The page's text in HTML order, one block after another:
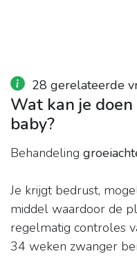
28 gerelateerde
Wat kan je
baby?
Behandeling
Je krijgt bedrust,
middel waardoor de
regelmatig controles
34 weken zwanger